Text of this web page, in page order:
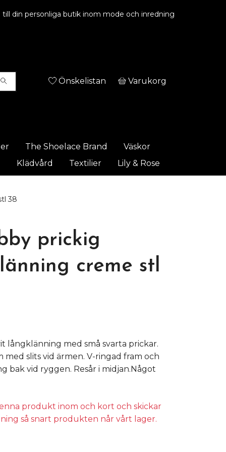
din personliga butik inom mode och inredning
Önskelistan Varukorg
The Shoelace Brand
Väskor
Klädvård Textilier Lily & Rose
38
prickig
creme stl
långklänning med små svarta prickar.
med slits vid ärmen. V-ringad fram och
bak vid ryggen. Resår i midjan.Något
produkt inom och kort och skickar
så snart produkten når vårt lager.